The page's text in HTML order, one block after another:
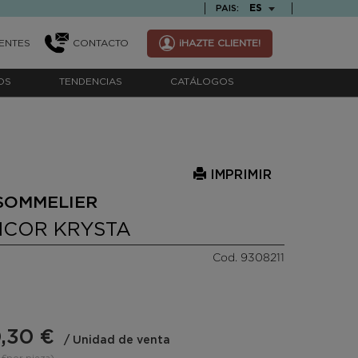
PAIS: TEXT.LANGUAGE
ES
CONTACTO ¡HAZTE CLIENTE!
TENDENCIAS CATÁLOGOS
IMPRIMIR
KRYSTA
Cod. 9308211
€ / Unidad de venta